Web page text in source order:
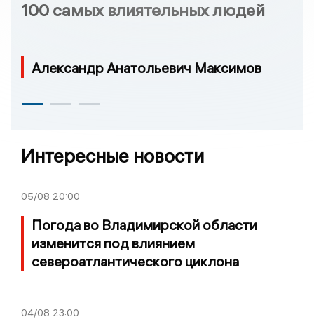
100 самых влиятельных людей
Александр Анатольевич Максимов
Интересные новости
05/08 20:00
Погода во Владимирской области
изменится под влиянием
североатлантического циклона
04/08 23:00